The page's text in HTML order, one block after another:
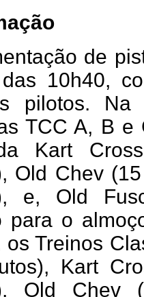
de
10h40,
pilotos. Na
TCC A, B e
Kart
Old Chev
e, Old
para o
os Treinos
Kart
Old Chev